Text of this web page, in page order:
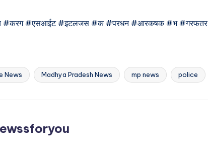
#एसआईट #इटलजस #क #परधन #आरकषक #भ #गरफतर
News Madhya Pradesh News mp news police